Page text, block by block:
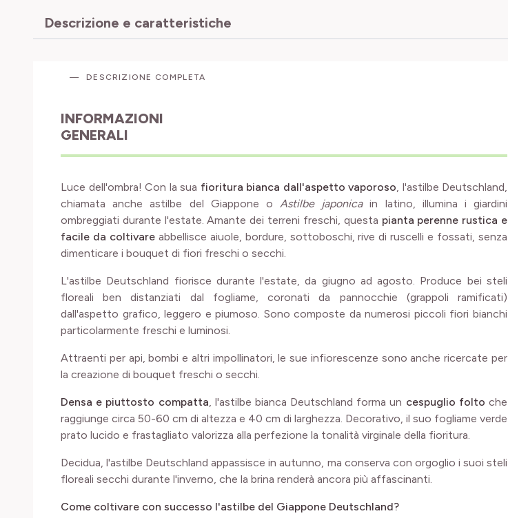
Descrizione e caratteristiche
DESCRIZIONE COMPLETA
INFORMAZIONI
GENERALI
Luce dell'ombra! Con la sua fioritura bianca dall'aspetto vaporoso, l'astilbe Deutschland,
chiamata anche astilbe del Giappone o Astilbe japonicain latino, illumina i giardini
ombreggiati durante l'estate. Amante dei terreni freschi, questa pianta perenne rustica e
facile da coltivareabbellisce aiuole, bordure, sottoboschi, rive di ruscelli e fossati, senza
dimenticare i bouquet di fiori freschi o secchi.
L'astilbe Deutschland fiorisce durante l'estate, da giugno ad agosto. Produce bei steli
floreali ben distanziati dal fogliame, coronati da pannocchie (grappoli ramificati)
dall'aspetto grafico, leggero e piumoso. Sono composte da numerosi piccoli fiori bianchi
particolarmente freschi e luminosi.
Attraenti per api, bombi e altri impollinatori, le sue infiorescenze sono anche ricercate per
la creazione di bouquet freschi o secchi.
Densa e piuttosto compatta, l'astilbe bianca Deutschland forma un cespuglio folto che
raggiunge circa 50-60 cm di altezza e 40 cm di larghezza. Decorativo, il suo fogliame verde
prato lucido e frastagliato valorizza alla perfezione la tonalità virginale della fioritura.
Decidua, l'astilbe Deutschland appassisce in autunno, ma conserva con orgoglio i suoi steli
floreali secchi durante l'inverno, che la brina renderà ancora più affascinanti.
Come coltivare con successo l'astilbe del Giappone Deutschland?